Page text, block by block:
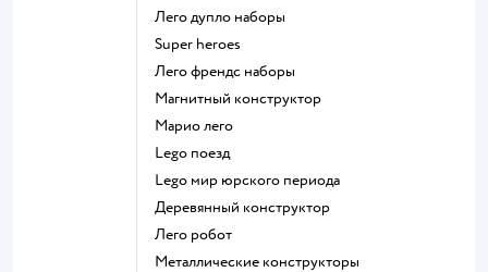
Лего дупло наборы
Super heroes
Лего френдс наборы
Магнитный конструктор
Марио лего
Lego поезд
Lego мир юрского периода
Деревянный конструктор
Лего робот
Металлические конструкторы